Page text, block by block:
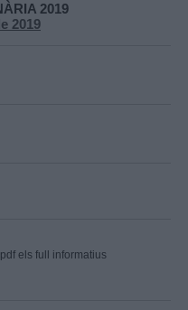
2019
2019
els full informatius